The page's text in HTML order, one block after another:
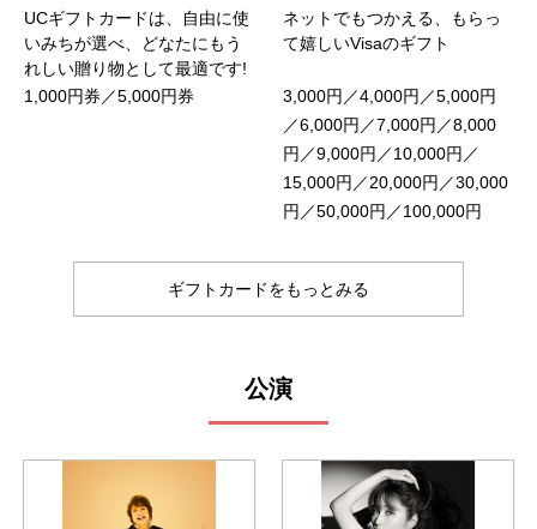
UCギフトカードは、自由に使
いみちが選べ、どなたにもう
れしい贈り物として最適です!
1,000円券／5,000円券
ネットでもつかえる、もらっ
て嬉しいVisaのギフト
3,000円／4,000円／5,000円
／6,000円／7,000円／8,000
円／9,000円／10,000円／
15,000円／20,000円／30,000
円／50,000円／100,000円
ギフトカードをもっとみる
公演